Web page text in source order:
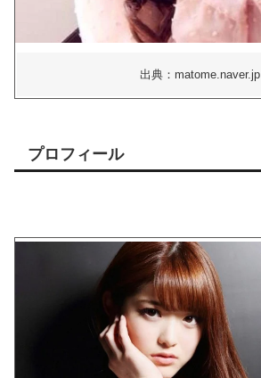
出典：matome.naver.jp
プロフィール